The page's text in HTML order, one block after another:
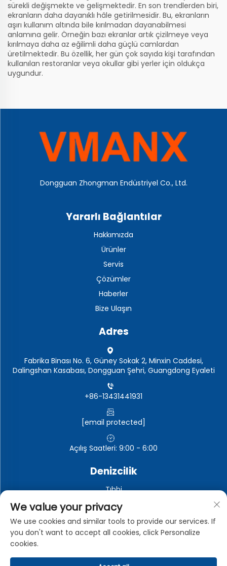
sürekli değişmekte ve gelişmektedir. En son trendlerden biri,
ekranların daha dayanıklı hâle getirilmesidir. Bu, ekranların
aşırı kullanım altında bile kırılmadan dayanabilmesi
anlamına gelir. Örneğin bazı ekranlar artık çizilmeye veya
kırılmaya daha az eğilimli daha güçlü camlardan
üretilmektedir. Bu özellik, her gün çok sayıda kişi tarafından
kullanılan restoranlar veya okullar gibi yerler için oldukça
uygundur.
Dongguan Zhongman Endüstriyel Co., Ltd.
Yararlı Bağlantılar
Hakkımızda
Ürünler
Servis
Çözümler
Haberler
Bize Ulaşın
Adres
Fabrika Binası No. 6, Güney Sokak 2, Minxin Caddesi,
Dalingshan Kasabası, Dongguan Şehri, Guangdong Eyaleti
+86-13431441931
[email protected]
Açılış Saatleri: 9:00 - 6:00
Denizcilik
Tıbbi
Otomotiv elektroniği
Elektronik ve elektrikli cihazlar
Endüstriyel
We value your privacy
We use cookies and similar tools to provide our services. If
you don't want to accept all cookies, click Personalize
cookies.